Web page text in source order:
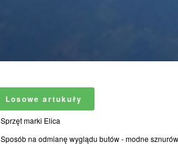
Losowe artukuły
Sprzęt marki Elica
Sposób na odmianę wyglądu butów - modne